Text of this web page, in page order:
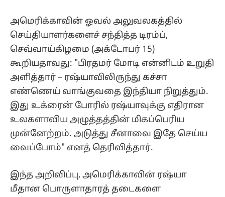
அமெரிக்காவின் ஓவல் அலுவலகத்தில்
செய்தியாளர்களைச் சந்தித்த டிரம்ப்,
செவ்வாய்கிழமை (அக்டோபர் 15)
கூறியதாவது: "பிரதமர் மோடி என்னிடம் உறுதி
அளித்தார் – ரஷ்யாவிலிருந்து கச்சா
எண்ணெய் வாங்குவதை இந்தியா நிறுத்தும்.
இது உக்ரைன் போரில் ரஷ்யாவுக்கு எதிரான
உலகளாவிய அழுத்தத்தின் மிகப்பெரிய
முன்னேற்றம். அடுத்து சீனாவை இதே செய்ய
வைப்போம்" எனத் தெரிவித்தார்.
இந்த அறிவிப்பு, அமெரிக்காவின் ரஷ்யா
மீதான பொருளாதாரத் தடைகளை